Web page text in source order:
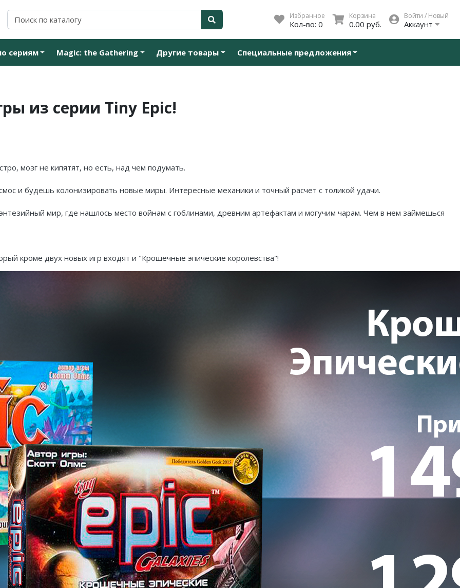
Избранное
Кол-во: 0
Корзина
0.00 руб.
Войти / Новый
Аккаунт
сериям Magic: the Gathering Другие товары Специальные предложения
из серии Tiny Epic!
мозг не кипятят, но есть, над чем подумать.
и будешь колонизировать новые миры. Интересные механики и точный расчет с толикой удачи.
мир, где нашлось место войнам с гоблинами, древним артефактам и могучим чарам. Чем в нем займешься
кроме двух новых игр входят и "Крошечные эпические королевства"!